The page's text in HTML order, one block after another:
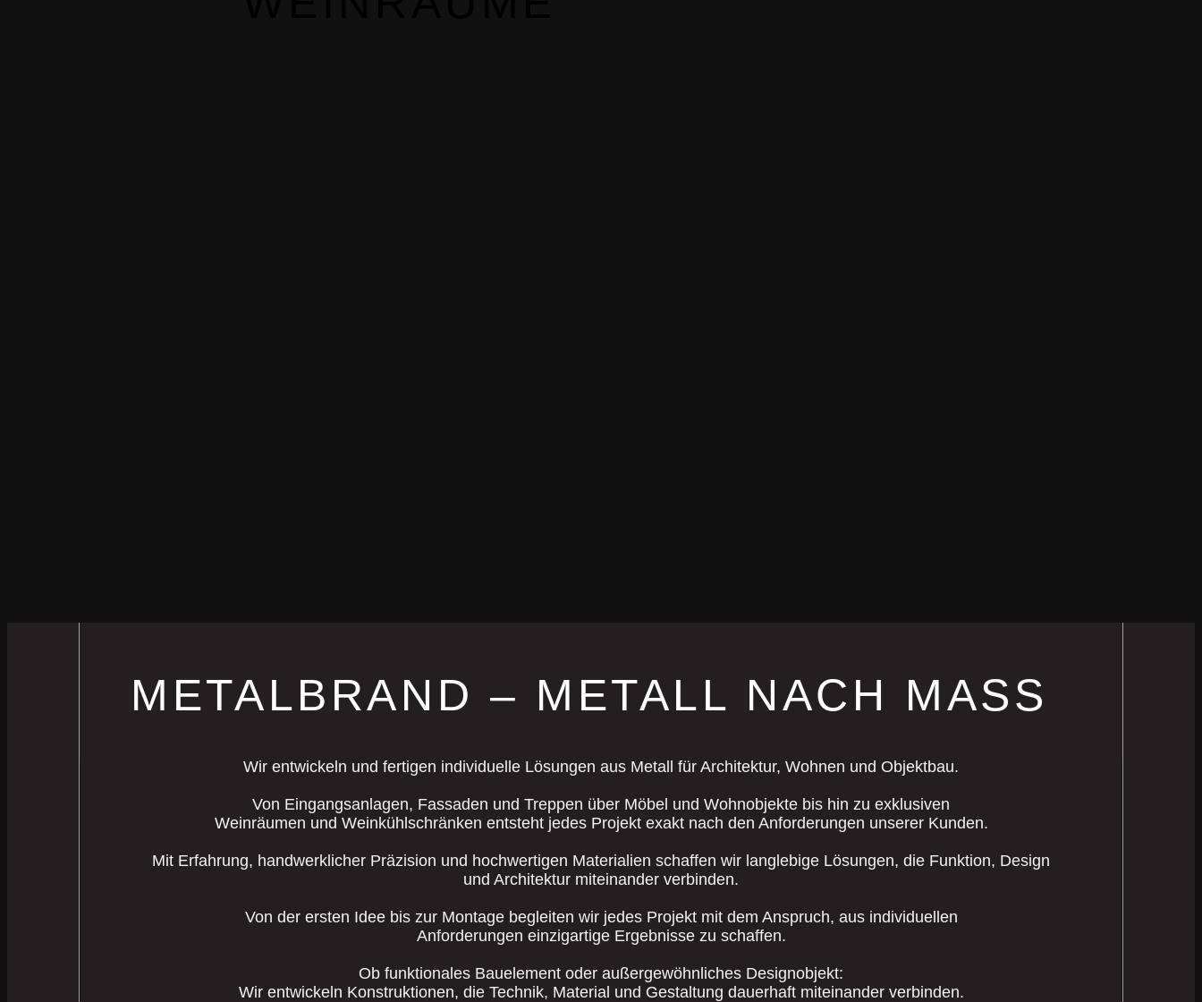
METALBRAND – METALL NACH MASS
Wir entwickeln und fertigen individuelle Lösungen aus Metall für Architektur, Wohnen und Objektbau.
Von Eingangsanlagen, Fassaden und Treppen über Möbel und Wohnobjekte bis hin zu exklusiven
Weinräumen und Weinkühlschränken entsteht jedes Projekt exakt nach den Anforderungen unserer Kunden.
Mit Erfahrung, handwerklicher Präzision und hochwertigen Materialien schaffen wir langlebige Lösungen, die Funktion, Design
und Architektur miteinander verbinden.
Von der ersten Idee bis zur Montage begleiten wir jedes Projekt mit dem Anspruch, aus individuellen
Anforderungen einzigartige Ergebnisse zu schaffen.
Ob funktionales Bauelement oder außergewöhnliches Designobjekt:
Wir entwickeln Konstruktionen, die Technik, Material und Gestaltung dauerhaft miteinander verbinden.